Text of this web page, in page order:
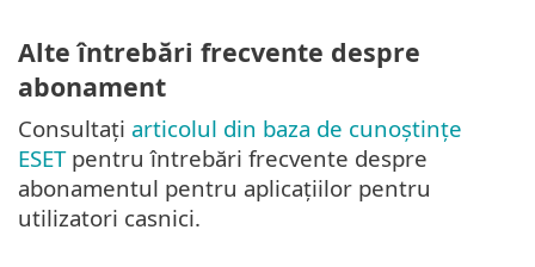
Alte întrebări frecvente despre
abonament
Consultați articolul din baza de cunoștințe
ESETpentru întrebări frecvente despre
abonamentul pentru aplicațiilor pentru
utilizatori casnici.